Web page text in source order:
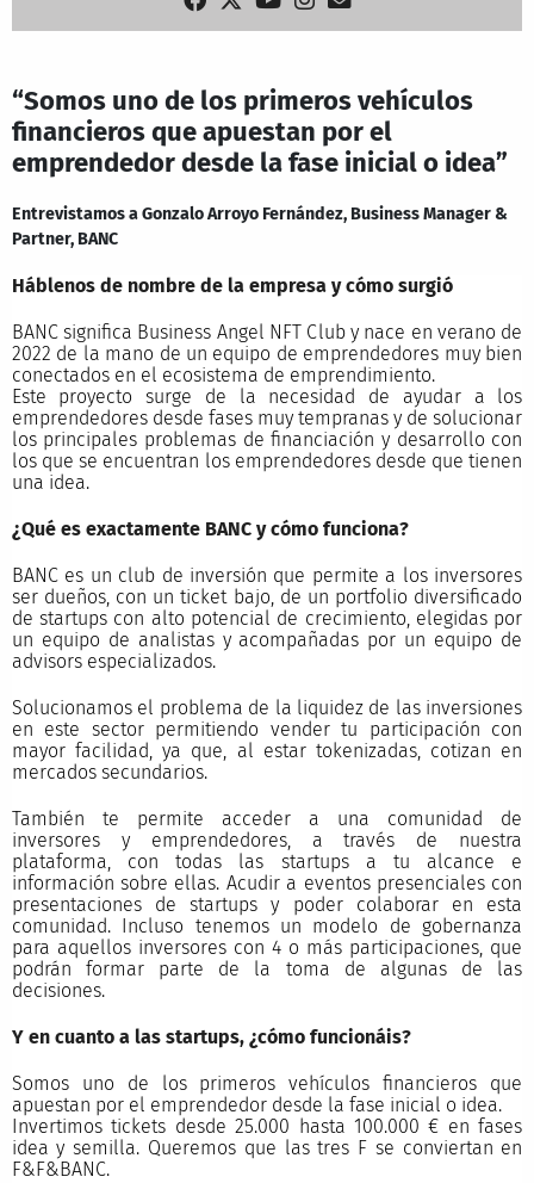
“Somos uno de los primeros vehículos
financieros que apuestan por el
emprendedor desde la fase inicial o idea”
Entrevistamos a Gonzalo Arroyo Fernández, Business Manager &
Partner, BANC
Háblenos de nombre de la empresa y cómo surgió
BANC significa Business Angel NFT Club y nace en verano de
2022 de la mano de un equipo de emprendedores muy bien
conectados en el ecosistema de emprendimiento.
Este proyecto surge de la necesidad de ayudar a los
emprendedores desde fases muy tempranas y de solucionar
los principales problemas de financiación y desarrollo con
los que se encuentran los emprendedores desde que tienen
una idea.
¿Qué es exactamente BANC y cómo funciona?
BANC es un club de inversión que permite a los inversores
ser dueños, con un ticket bajo, de un portfolio diversificado
de startups con alto potencial de crecimiento, elegidas por
un equipo de analistas y acompañadas por un equipo de
advisors especializados.
Solucionamos el problema de la liquidez de las inversiones
en este sector permitiendo vender tu participación con
mayor facilidad, ya que, al estar tokenizadas, cotizan en
mercados secundarios.
También te permite acceder a una comunidad de
inversores y emprendedores, a través de nuestra
plataforma, con todas las startups a tu alcance e
información sobre ellas. Acudir a eventos presenciales con
presentaciones de startups y poder colaborar en esta
comunidad. Incluso tenemos un modelo de gobernanza
para aquellos inversores con 4 o más participaciones, que
podrán formar parte de la toma de algunas de las
decisiones.
Y en cuanto a las startups, ¿cómo funcionáis?
Somos uno de los primeros vehículos financieros que
apuestan por el emprendedor desde la fase inicial o idea.
Invertimos tickets desde 25.000 hasta 100.000 € en fases
idea y semilla. Queremos que las tres F se conviertan en
F&F&BANC.